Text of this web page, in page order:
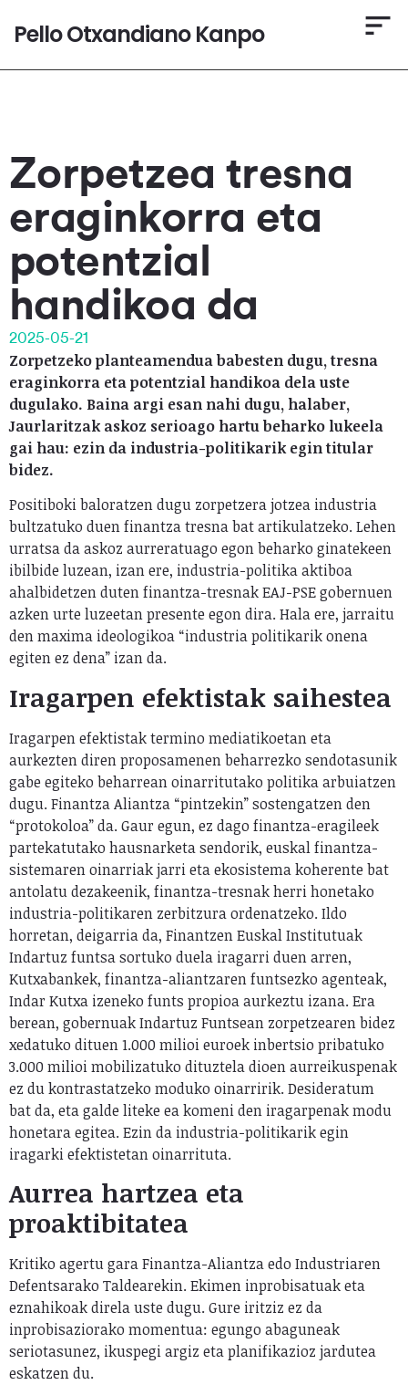
Pello Otxandiano Kanpo
Zorpetzea tresna
eraginkorra eta
potentzial
handikoa da
2025-05-21
Zorpetzeko planteamendua babesten dugu, tresna
eraginkorra eta potentzial handikoa dela uste
dugulako. Baina argi esan nahi dugu, halaber,
Jaurlaritzak askoz serioago hartu beharko lukeela
gai hau: ezin da industria-politikarik egin titular
bidez.
Positiboki baloratzen dugu zorpetzera jotzea industria
bultzatuko duen finantza tresna bat artikulatzeko. Lehen
urratsa da askoz aurreratuago egon beharko ginatekeen
ibilbide luzean, izan ere, industria-politika aktiboa
ahalbidetzen duten finantza-tresnak EAJ-PSE gobernuen
azken urte luzeetan presente egon dira. Hala ere, jarraitu
den maxima ideologikoa “industria politikarik onena
egiten ez dena” izan da.
Iragarpen efektistak saihestea
Iragarpen efektistak termino mediatikoetan eta
aurkezten diren proposamenen beharrezko sendotasunik
gabe egiteko beharrean oinarritutako politika arbuiatzen
dugu. Finantza Aliantza “pintzekin” sostengatzen den
“protokoloa” da. Gaur egun, ez dago finantza-eragileek
partekatutako hausnarketa sendorik, euskal finantza-
sistemaren oinarriak jarri eta ekosistema koherente bat
antolatu dezakeenik, finantza-tresnak herri honetako
industria-politikaren zerbitzura ordenatzeko. Ildo
horretan, deigarria da, Finantzen Euskal Institutuak
Indartuz funtsa sortuko duela iragarri duen arren,
Kutxabankek, finantza-aliantzaren funtsezko agenteak,
Indar Kutxa izeneko funts propioa aurkeztu izana. Era
berean, gobernuak Indartuz Funtsean zorpetzearen bidez
xedatuko dituen 1.000 milioi euroek inbertsio pribatuko
3.000 milioi mobilizatuko dituztela dioen aurreikuspenak
ez du kontrastatzeko moduko oinarririk. Desideratum
bat da, eta galde liteke ea komeni den iragarpenak modu
honetara egitea. Ezin da industria-politikarik egin
iragarki efektistetan oinarrituta.
Aurrea hartzea eta
proaktibitatea
Kritiko agertu gara Finantza-Aliantza edo Industriaren
Defentsarako Taldearekin. Ekimen inprobisatuak eta
eznahikoak direla uste dugu. Gure iritziz ez da
inprobisaziorako momentua: egungo abaguneak
seriotasunez, ikuspegi argiz eta planifikazioz jardutea
eskatzen du.